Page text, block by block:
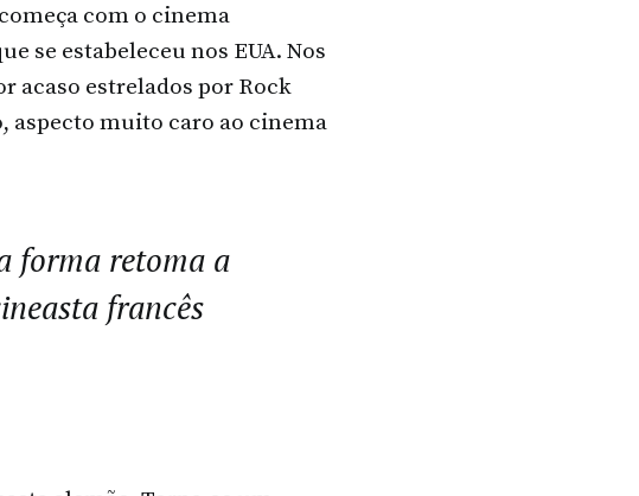
com o cinema
se estabeleceu nos EUA. Nos
acaso estrelados por Rock
aspecto muito caro ao cinema
forma retoma a
francês